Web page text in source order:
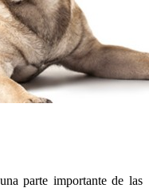
parte importante de las